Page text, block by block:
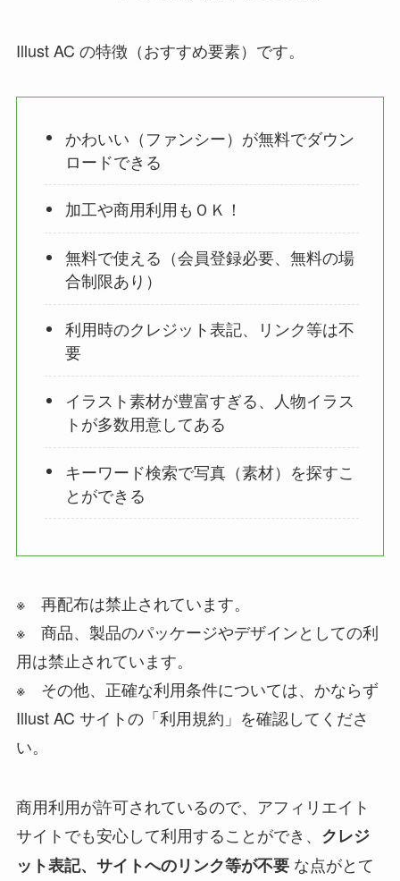
Illust AC の特徴（おすすめ要素）です。
かわいい（ファンシー）が無料でダウン
ロードできる
加工や商用利用もＯＫ！
無料で使える（会員登録必要、無料の場
合制限あり）
利用時のクレジット表記、リンク等は不
要
イラスト素材が豊富すぎる、人物イラス
トが多数用意してある
キーワード検索で写真（素材）を探すこ
とができる
※ 再配布は禁止されています。
※ 商品、製品のパッケージやデザインとしての利
用は禁止されています。
※ その他、正確な利用条件については、かならず
Illust AC サイトの「利用規約」を確認してくださ
い。
商用利用が許可されているので、アフィリエイト
サイトでも安心して利用することができ、 クレジ
ット表記、サイトへのリンク等が不要な点がとて